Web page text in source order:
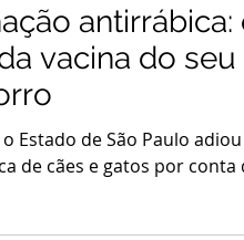
antirrábica:
vacina do
o Estado de São Paulo
de cães e gatos por conta